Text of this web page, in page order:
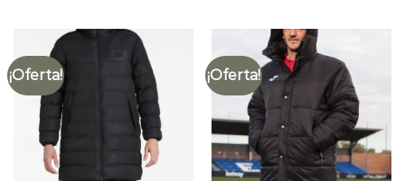
¡Oferta! ¡Oferta!